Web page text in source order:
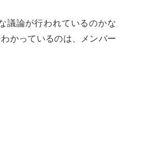
議論が行われているのかな
かっているのは、メンバー